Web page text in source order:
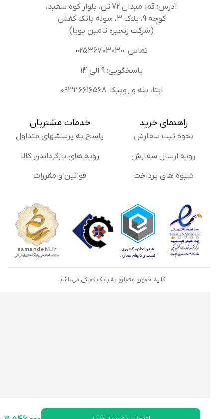
آدرس: قم، میدان 72 تن، بلوار کوه سفید،
کوچه 9، پلاک 3، سوله بانک کفش
(شرکت زنجیره تامین پویا)
تماس: 02536703030
پاسخگویی: 9 الی 14
ایتا، بله و روبیکا: 09336616568
راهنمای خرید
نحوه ثبت سفارش
رویه ارسال سفارش
شیوه های پرداخت
خدمات مشتریان
پاسخ به پرسشهای متداول
رویه های بازگرداندن کالا
قوانین و مقررات
کلیه حقوق متعلق به بانک کفش می‌باشد.